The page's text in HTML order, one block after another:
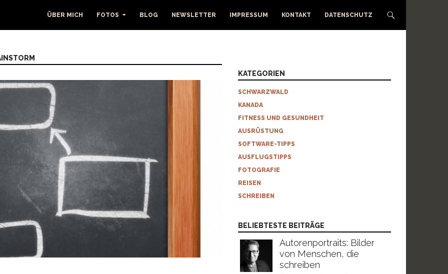
ÜBER MICH FOTOS BLOG NEWSLETTER IMPRESSUM KONTAKT DATENSCHUTZ
KATEGORIEN
SCHWARZWALD
KANADA
FITNESS UND GESUNDHEIT
AUSRÜSTUNG
SOFTWARE-TIPPS
AUSFLUGSTIPPS
FOTOGRAFIE
REISEN
SCHREIBEN
BELIEBTESTE BEITRÄGE
Autorenportraits: Bilder
von Menschen, die
schreiben